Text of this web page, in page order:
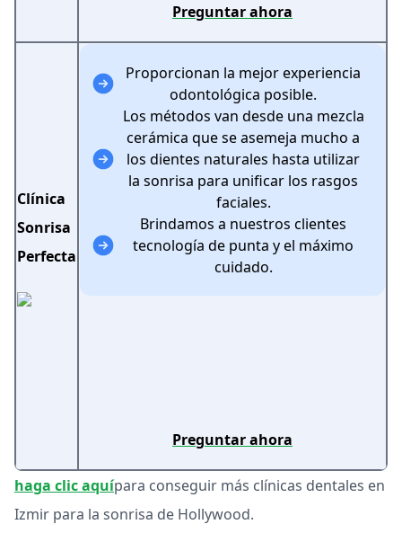
Preguntar ahora
Clínica
Sonrisa
Perfecta
Proporcionan la mejor experiencia
odontológica posible.
Los métodos van desde una mezcla
cerámica que se asemeja mucho a
los dientes naturales hasta utilizar
la sonrisa para unificar los rasgos
faciales.
Brindamos a nuestros clientes
tecnología de punta y el máximo
cuidado.
Preguntar ahora
haga clic aquípara conseguir más clínicas dentales en
Izmir para la sonrisa de Hollywood.